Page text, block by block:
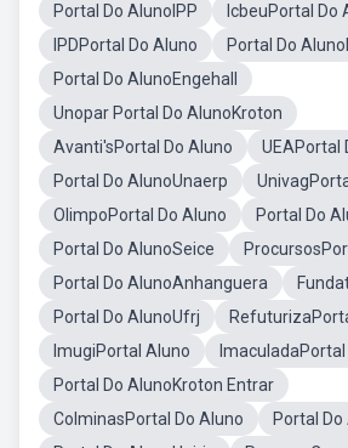
Portal Do AlunoIPP
IcbeuPortal Do
IPDPortal Do Aluno
Portal Do
Portal Do AlunoEngehall
Unopar Portal Do AlunoKroton
Avanti'sPortal Do Aluno
UEAPortal
Portal Do AlunoUnaerp
OlimpoPortal Do Aluno
Portal Do
Portal Do AlunoSeice
Portal Do AlunoAnhanguera
Portal Do AlunoUfrj
ImugiPortal Aluno
Portal Do AlunoKroton Entrar
ColminasPortal Do Aluno
Portal